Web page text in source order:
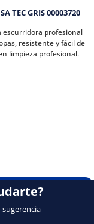
TEC GRIS 00003720
escurridora profesional
resistente y fácil de
limpieza profesional.